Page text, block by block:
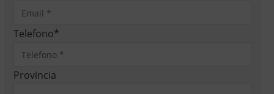
Telefono*
Provincia